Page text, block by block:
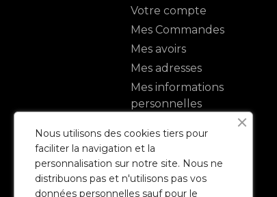
Votre compte
Mes Commandes
Mes avoirs
Mes adresses
Mes informations
personnelles
Mes bon de réduction
Nous utilisons des cookies tiers pour
faciliter la navigation et la
personnalisation sur notre site. Nous ne
distribuons pas et n'utilisons pas vos
données personnelles sauf pour le